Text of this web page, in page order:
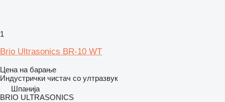
1
Brio Ultrasonics BR-10 WT
Цена на барање
Индустрички чистач со ултразвук
Шпанија
BRIO ULTRASONICS